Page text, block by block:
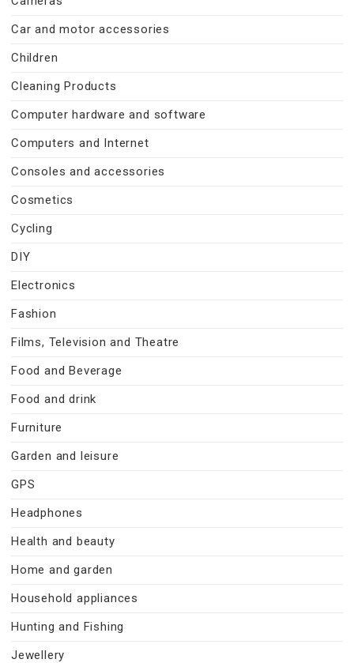
Car and motor accessories
Children
Cleaning Products
Computer hardware and software
Computers and Internet
Consoles and accessories
Cosmetics
Cycling
DIY
Electronics
Fashion
Films, Television and Theatre
Food and Beverage
Food and drink
Furniture
Garden and leisure
GPS
Headphones
Health and beauty
Home and garden
Household appliances
Hunting and Fishing
Jewellery